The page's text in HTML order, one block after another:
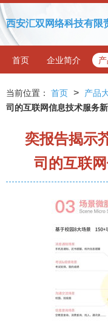
西安汇双网络科技有限
首页 企业简介
当前位置： 首页 > 产品
司的互联网信息技术服务
奕报告揭示
司的互联